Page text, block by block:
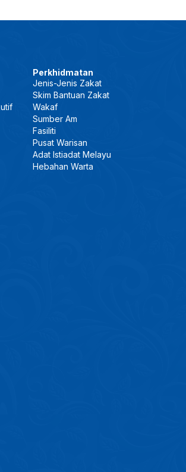
Perkhidmatan
Jenis-Jenis Zakat
Skim Bantuan Zakat
Wakaf
Sumber Am
Fasiliti
Pusat Warisan
Adat Istiadat Melayu
Hebahan Warta